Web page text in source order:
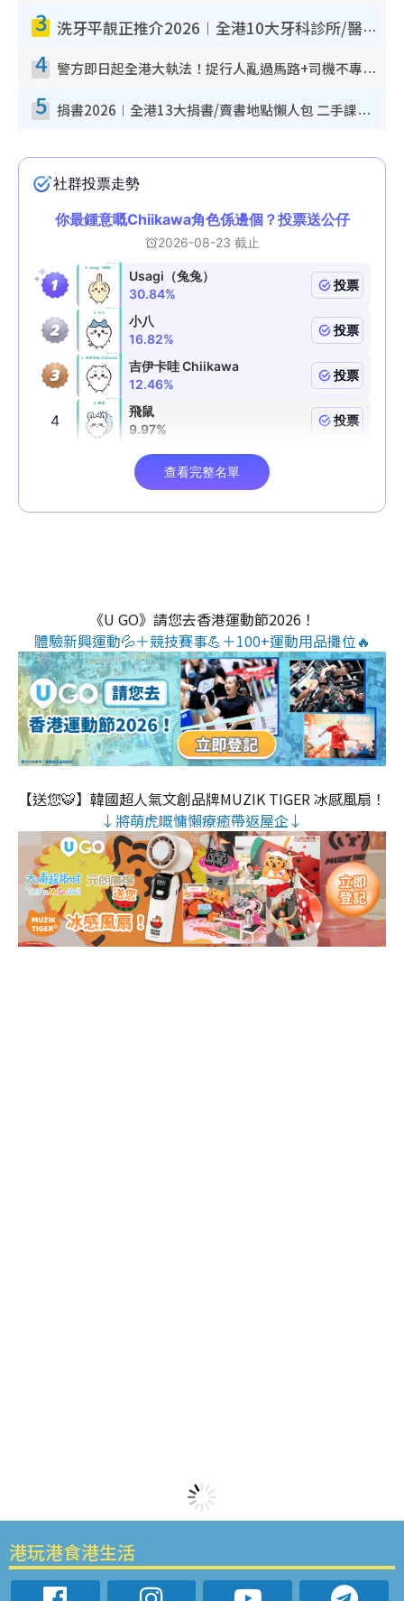
3 洗牙平靚正推介2026︱全港10大牙科診所/醫院懶人包 夜診至8點/鎮靜潔牙/醫療券適用
4 警方即日起全港大執法！捉行人亂過馬路+司機不專注駕駛！亂過馬路罰$2000
5 捐書2026︱全港13大捐書/賣書地點懶人包 二手課本最高$150＋舊書換免費咖啡/戲票
《U GO》請您去香港運動節2026！
體驗新興運動💦＋競技賽事💪＋100+運動用品攤位🔥
【送您🐯】韓國超人氣文創品牌MUZIK TIGER 冰感風扇！
↓將萌虎嘅慵懶療癒帶返屋企↓
港玩港食港生活